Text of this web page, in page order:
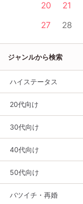
20
21
27
28
ジャンルから検索
ハイステータス
20代向け
30代向け
40代向け
50代向け
バツイチ・再婚